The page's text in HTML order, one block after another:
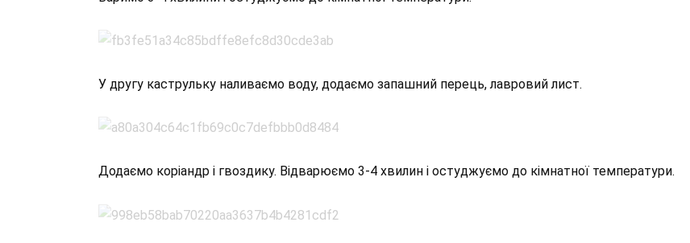
У другу каструльку наливаємо воду, додаємо запашний перець, лавровий лист.
Додаємо коріандр і гвоздику. Відварюємо 3-4 хвилин і остуджуємо до кімнатної температури.